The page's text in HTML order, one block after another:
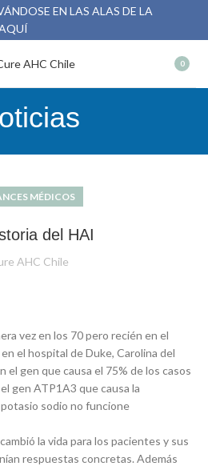
0
MÉDICOS
del HAI
AHC Chile
vez en los 70 pero recién en el
el hospital de Duke, Carolina del
el gen que causa el 75% de los casos
gen ATP1A3 que causa la
sodio no funcione
la vida para los pacientes y sus
respuestas concretas. Además
EN LAS ALAS DE LA